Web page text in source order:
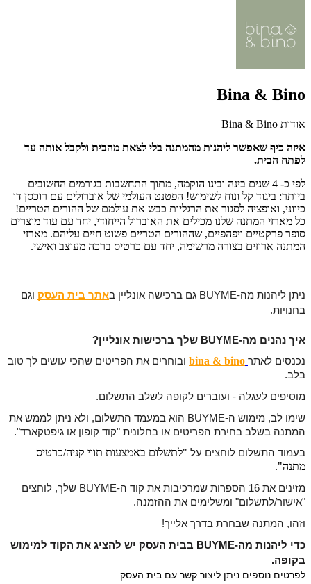
Bina & Bino
אודות Bina & Bino
איזה כיף שאפשר ליהנות מהמתנה בלי לצאת מהבית ולקבל אותה עד
לפתח הבית.
לפי כ- 4 שנים בינה ובינו הוקמה, מתוך התחשבות בגורמים החשובים
ביותר: ביגוד קל ונוח לשימוש! הפטנט העולמי של אוברולים עם רוכסן דו
כיווני, ואופציה לסגור את הרגליות כבש את עולמם של ההורים הטריים!
כל מארזי המתנה שלנו מכילים את האוברול הייחודי, יחד עם עוד מוצרים
סופר פרקטיים ויפהפיים, שההורים הטריים פשוט חיים עליהם. מארזי
המתנה ארוזים בצורה מרשימה, יחד עם כרטיס ברכה מעוצב ואישי.
ניתן ליהנות מה-BUYME גם ברכישה אונליין ב אתר בית העסק וגם
בחנויות.
איך נהנים מה-BUYME שלך ברכישות אונליין?
נכנסים לאתר bina & bino ובוחרים את הפריטים שהכי עושים לך טוב
בלב.
מוסיפים לעגלה - ועוברים לקופה לשלב התשלום.
שימו לב, מימוש ה-BUYME הוא במעמד התשלום, ולא ניתן לממש את
המתנה בשלב בחירת הפריטים או בחלונית "קוד קופון או גיפטקארד".
בעמוד התשלום לוחצים על "לתשלום באמצעות תווי קניה/כרטיס
מתנה".
מזינים את 16 הספרות שמרכיבות את קוד ה-BUYME שלך, לוחצים
"אישור/לתשלום" ומשלימים את ההזמנה.
וזהו, המתנה שבחרת בדרך אלייך!
כדי ליהנות מה-BUYME בבית העסק יש להציג את הקוד למימוש
בקופה.
לפרטים נוספים ניתן ליצור קשר עם בית העסק